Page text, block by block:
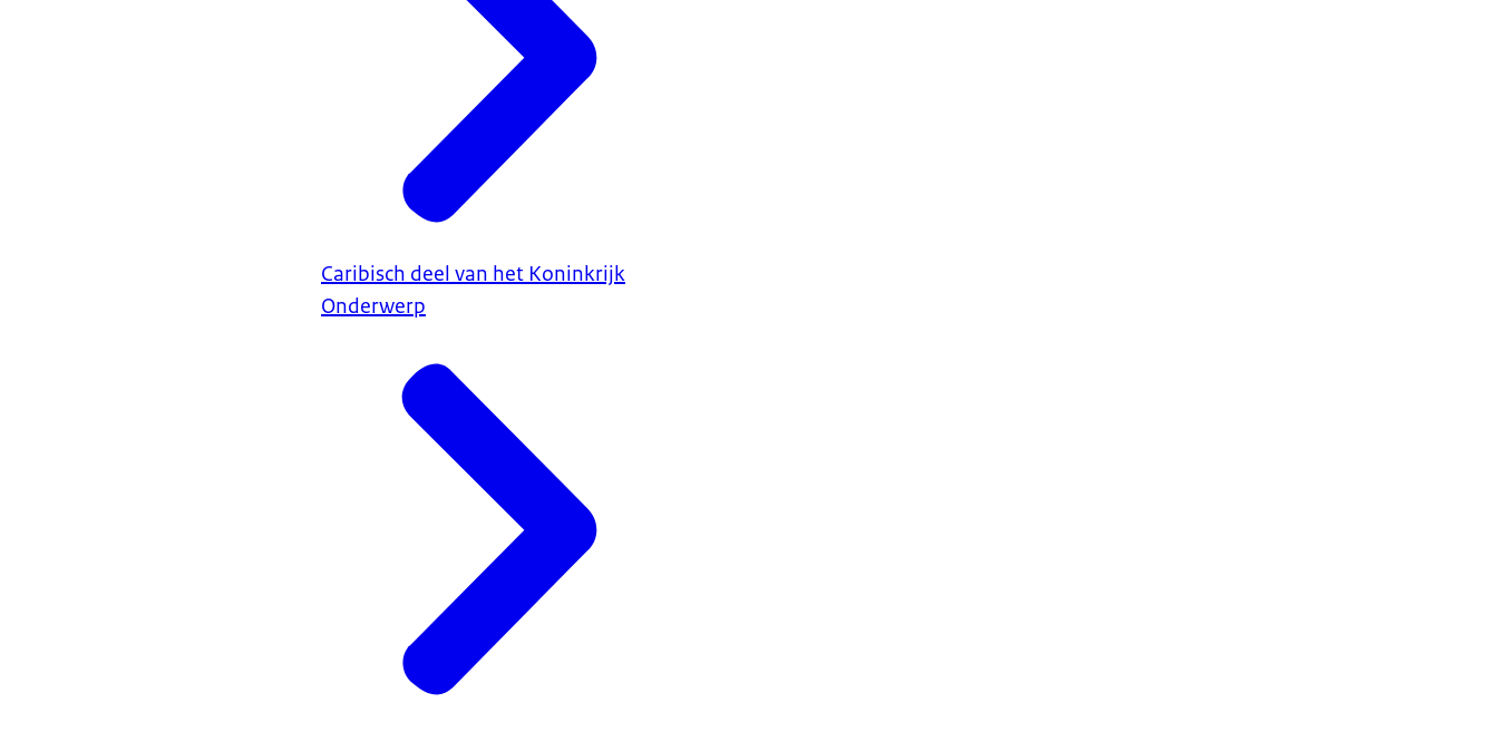
Caribisch deel van het Koninkrijk
Onderwerp